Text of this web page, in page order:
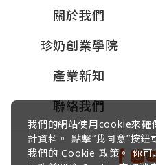
關於我們
珍奶創業學院
產業新知
聯絡我們
我們的網站使用cookie來確
計資料。 點擊“我同意”按
我們的 Cookie 政策。 你